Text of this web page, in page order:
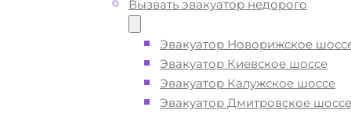
Вызвать эвакуатор недорого
Эвакуатор Новорижское
Эвакуатор Киевское шоссе
Эвакуатор Калужское шоссе
Эвакуатор Дмитровское шоссе
оборудование для эвакуации и
перевозки автомобиля по
Долгопрудному при поломке или